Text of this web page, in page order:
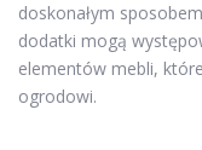
doskonałym
dodatki mogą
elementów mebli,
ogrodowi.